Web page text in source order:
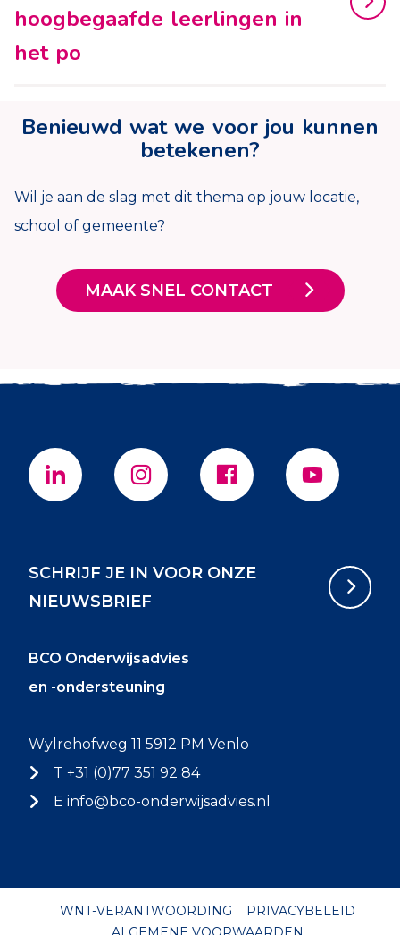
hoogbegaafde leerlingen in
het po
Benieuwd wat we voor jou kunnen
betekenen?
Wil je aan de slag met dit thema op jouw locatie,
school of gemeente?
MAAK SNEL CONTACT
SCHRIJF JE IN VOOR ONZE
NIEUWSBRIEF
BCO Onderwijsadvies
en -ondersteuning
Wylrehofweg 11 5912 PM Venlo
T +31 (0)77 351 92 84
E info@bco-onderwijsadvies.nl
WNT-VERANTWOORDING
PRIVACYBELEID